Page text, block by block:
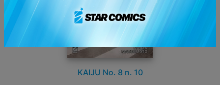
KAIJU No. 8 n. 10